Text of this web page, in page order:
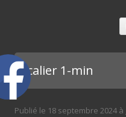
escalier 1-min
Publié le 18 septembre 2024 à